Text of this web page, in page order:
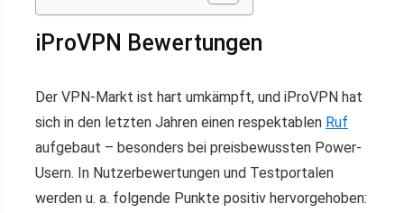
iProVPN Bewertungen
Der VPN-Markt ist hart umkämpft, und iProVPN hat
sich in den letzten Jahren einen respektablen Ruf
aufgebaut – besonders bei preisbewussten Power-
Usern. In Nutzerbewertungen und Testportalen
werden u. a. folgende Punkte positiv hervorgehoben: